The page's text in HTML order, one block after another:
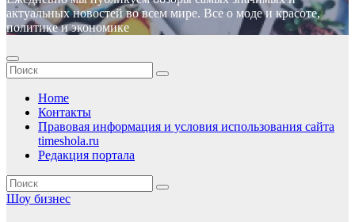
актуальных новостей во всем мире. Все о моде и красоте,
политике и экономике
Home
Контакты
Правовая информация и условия использования сайта
timeshola.ru
Редакция портала
Шоу бизнес